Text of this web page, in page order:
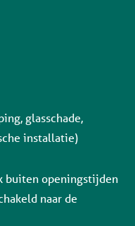
glasschade,
installatie)
buiten openingstijden
naar de